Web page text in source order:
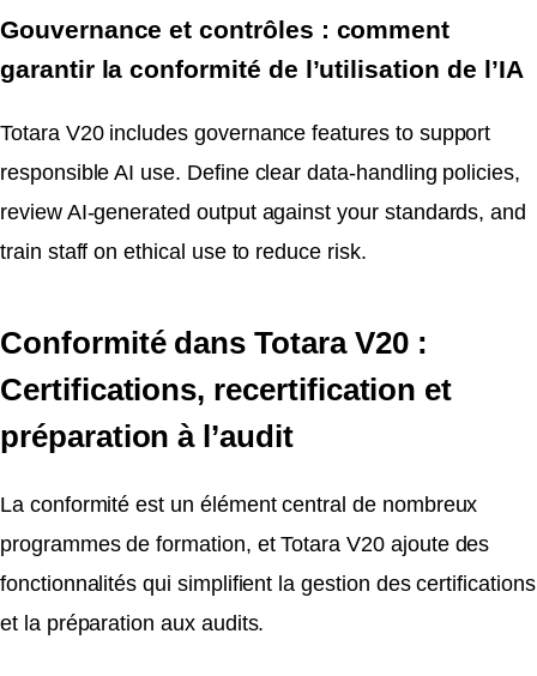
Gouvernance et contrôles : comment
garantir la conformité de l’utilisation de l’IA
Totara V20 includes governance features to support
responsible AI use. Define clear data-handling policies,
review AI-generated output against your standards, and
train staff on ethical use to reduce risk.
Conformité dans Totara V20 :
Certifications, recertification et
préparation à l’audit
La conformité est un élément central de nombreux
programmes de formation, et Totara V20 ajoute des
fonctionnalités qui simplifient la gestion des certifications
et la préparation aux audits.